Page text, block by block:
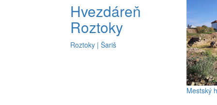
Hvezdáreň
Roztoky
Roztoky | Šariš
Mestský